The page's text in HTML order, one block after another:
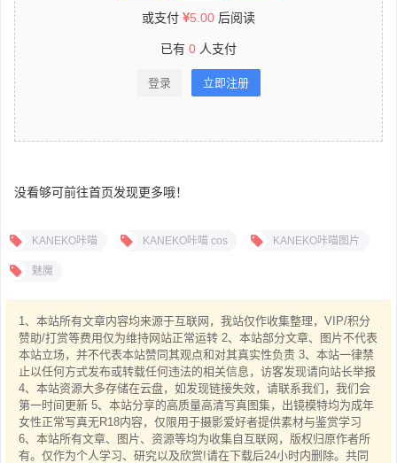
或支付 5.00 后阅读
已有 0 人支付
登录 立即注册
没看够可前往首页发现更多哦！
KANEKO咔喵 KANEKO咔喵 cos KANEKO咔喵图片
魅魔
1、本站所有文章内容均来源于互联网，我站仅作收集整理，VIP/积分
赞助/打赏等费用仅为维持网站正常运转 2、本站部分文章、图片不代表
本站立场，并不代表本站赞同其观点和对其真实性负责 3、本站一律禁
止以任何方式发布或转载任何违法的相关信息，访客发现请向站长举报
4、本站资源大多存储在云盘，如发现链接失效，请联系我们，我们会
第一时间更新 5、本站分享的高质量高清写真图集，出镜模特均为成年
女性正常写真无R18内容，仅限用于摄影爱好者提供素材与鉴赏学习
6、本站所有文章、图片、资源等均为收集自互联网，版权归原作者所
有。仅作为个人学习、研究以及欣赏!请在下载后24小时内删除。共同